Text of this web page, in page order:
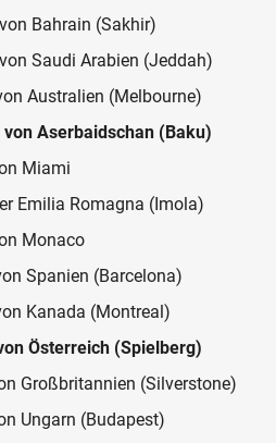
Bahrain (Sakhir)
Saudi Arabien (Jeddah)
Australien (Melbourne)
Aserbaidschan (Baku)
Miami
Emilia Romagna (Imola)
Monaco
Spanien (Barcelona)
Kanada (Montreal)
Österreich (Spielberg)
Großbritannien (Silverstone)
Ungarn (Budapest)